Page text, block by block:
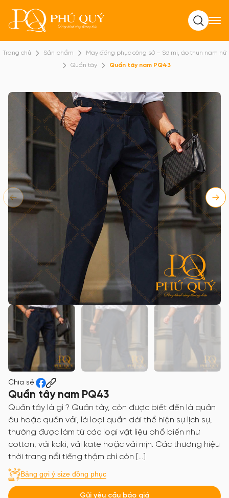
Tìm kiếm
Trang chủ Sản phẩm
May đồng phục công sở – Sơ mi, áo thun nam nữ
Quần tây
Quần tây nam PQ43
Chia sẻ:
Quần tây nam PQ43
Quần tây là gì ? Quần tây, còn được biết đến là quần
âu hoặc quần vải, là loại quần dài thể hiện sự lịch sự,
thường được làm từ các loại vật liệu phổ biến như
cotton, vải kaki, vải kate hoặc vải mịn. Các thương hiệu
thời trang nổi tiếng thậm chí còn […]
Bảng gợi ý size đồng phục
Gửi yêu cầu báo giá